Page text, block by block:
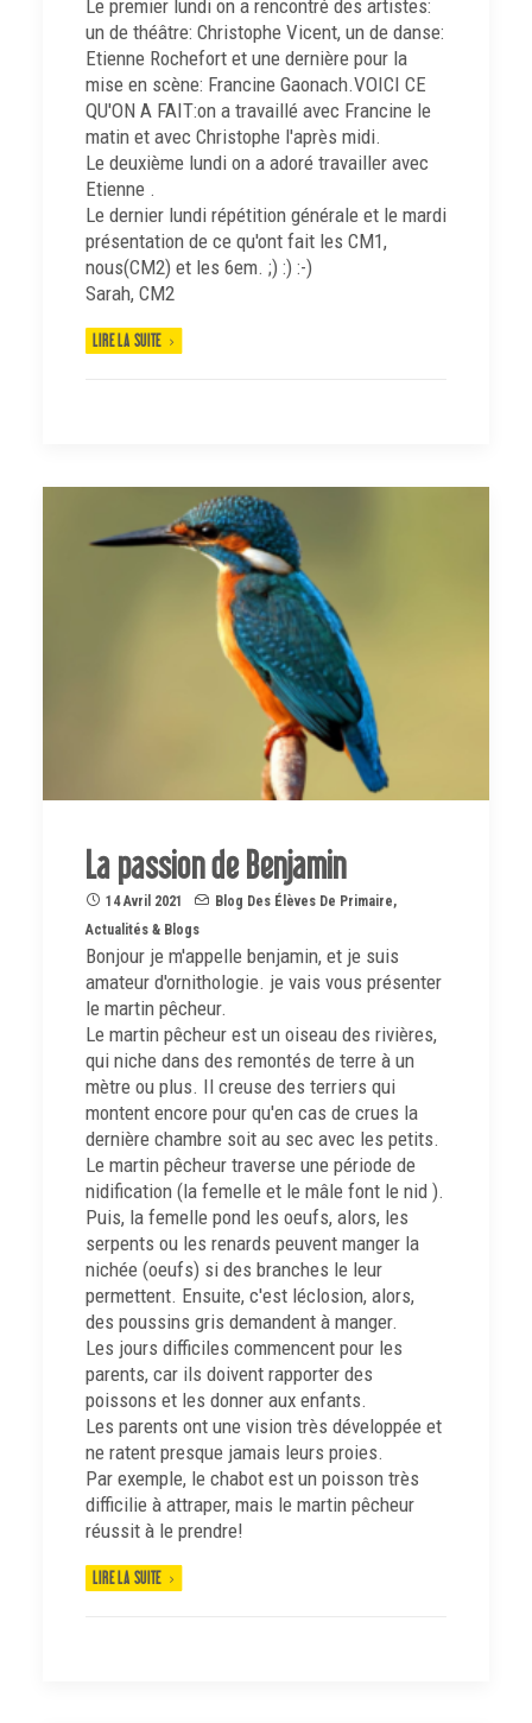
Le premier lundi on a rencontré des artistes:
un de théâtre: Christophe Vicent, un de danse:
Etienne Rochefort et une dernière pour la
mise en scène: Francine Gaonach.VOICI CE
QU'ON A FAIT:on a travaillé avec Francine le
matin et avec Christophe l'après midi.
Le deuxième lundi on a adoré travailler avec
Etienne .
Le dernier lundi répétition générale et le mardi
présentation de ce qu'ont fait les CM1,
nous(CM2) et les 6em. ;) :) :-)
Sarah, CM2
LIRE LA SUITE
La passion de Benjamin
14 Avril 2021 Blog Des Élèves De Primaire,
Actualités & Blogs
Bonjour je m'appelle benjamin, et je suis
amateur d'ornithologie. je vais vous présenter
le martin pêcheur.
Le martin pêcheur est un oiseau des rivières,
qui niche dans des remontés de terre à un
mètre ou plus. Il creuse des terriers qui
montent encore pour qu'en cas de crues la
dernière chambre soit au sec avec les petits.
Le martin pêcheur traverse une période de
nidification (la femelle et le mâle font le nid ).
Puis, la femelle pond les oeufs, alors, les
serpents ou les renards peuvent manger la
nichée (oeufs) si des branches le leur
permettent. Ensuite, c'est léclosion, alors,
des poussins gris demandent à manger.
Les jours difficiles commencent pour les
parents, car ils doivent rapporter des
poissons et les donner aux enfants.
Les parents ont une vision très développée et
ne ratent presque jamais leurs proies.
Par exemple, le chabot est un poisson très
difficilie à attraper, mais le martin pêcheur
réussit à le prendre!
LIRE LA SUITE